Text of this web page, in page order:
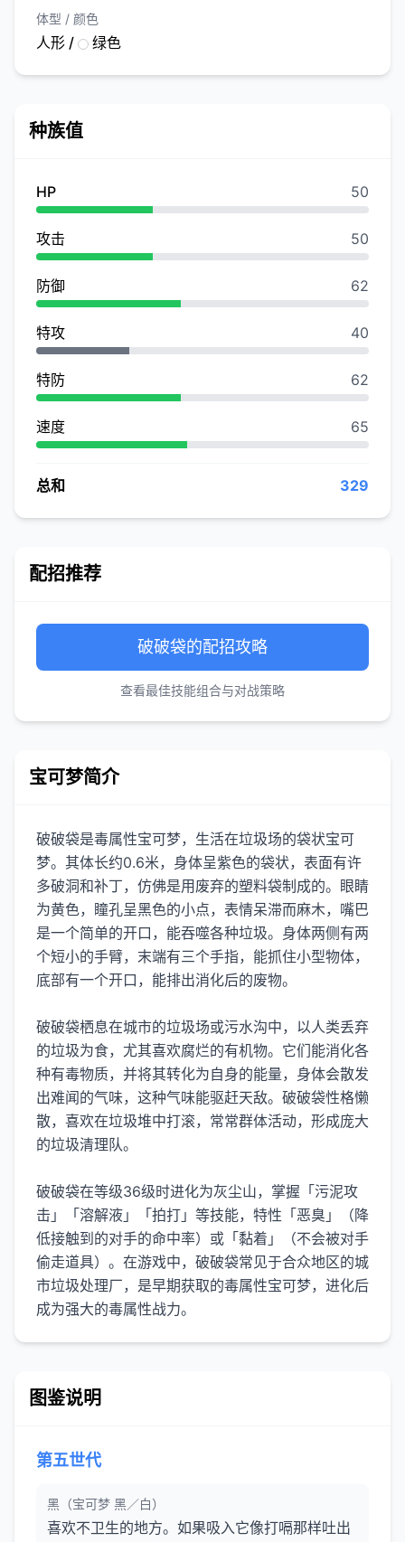
体型 / 颜色
人形 / 绿色
种族值
HP 50
攻击 50
防御 62
特攻 40
特防 62
速度 65
总和 329
配招推荐
破破袋的配招攻略
查看最佳技能组合与对战策略
宝可梦简介
破破袋是毒属性宝可梦，生活在垃圾场的袋状宝可
梦。其体长约0.6米，身体呈紫色的袋状，表面有许
多破洞和补丁，仿佛是用废弃的塑料袋制成的。眼睛
为黄色，瞳孔呈黑色的小点，表情呆滞而麻木，嘴巴
是一个简单的开口，能吞噬各种垃圾。身体两侧有两
个短小的手臂，末端有三个手指，能抓住小型物体，
底部有一个开口，能排出消化后的废物。
破破袋栖息在城市的垃圾场或污水沟中，以人类丢弃
的垃圾为食，尤其喜欢腐烂的有机物。它们能消化各
种有毒物质，并将其转化为自身的能量，身体会散发
出难闻的气味，这种气味能驱赶天敌。破破袋性格懒
散，喜欢在垃圾堆中打滚，常常群体活动，形成庞大
的垃圾清理队。
破破袋在等级36级时进化为灰尘山，掌握「污泥攻
击」「溶解液」「拍打」等技能，特性「恶臭」（降
低接触到的对手的命中率）或「黏着」（不会被对手
偷走道具）。在游戏中，破破袋常见于合众地区的城
市垃圾处理厂，是早期获取的毒属性宝可梦，进化后
成为强大的毒属性战力。
图鉴说明
第五世代
黑（宝可梦 黑／白）
喜欢不卫生的地方。如果吸入它像打嗝那样吐出